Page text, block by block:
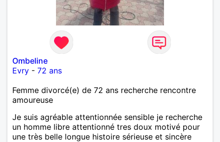
Ombeline
Evry - 72 ans
Femme divorcé(e) de 72 ans recherche rencontre
amoureuse
Je suis agréable attentionnée sensible je recherche
un homme libre attentionné tres doux motivé pour
une très belle longue histoire sérieuse et sincère